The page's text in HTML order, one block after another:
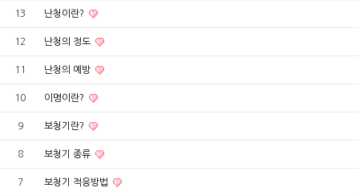
13 난청이란?
12 난청의 정도
11 난청의 예방
10 이명이란?
9 보청기란?
8 보청기 종류
7 보청기 적응방법